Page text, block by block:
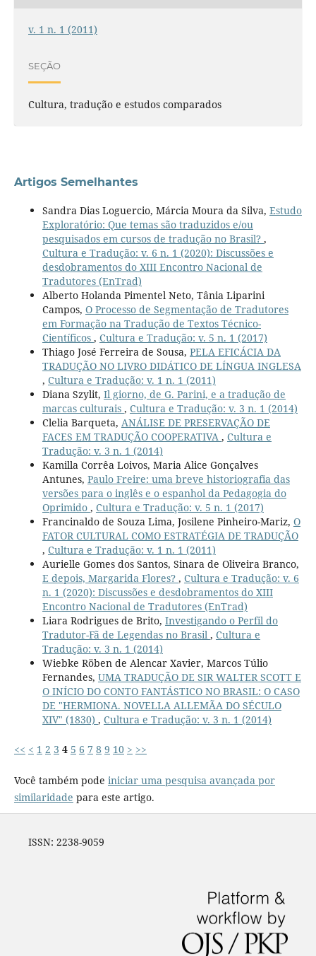
v. 1 n. 1 (2011)
SEÇÃO
Cultura, tradução e estudos comparados
Artigos Semelhantes
Sandra Dias Loguercio, Márcia Moura da Silva, Estudo
Exploratório: Que temas são traduzidos e/ou
pesquisados em cursos de tradução no Brasil? ,
Cultura e Tradução: v. 6 n. 1 (2020): Discussões e
desdobramentos do XIII Encontro Nacional de
Tradutores (EnTrad)
Alberto Holanda Pimentel Neto, Tânia Liparini
Campos, O Processo de Segmentação de Tradutores
em Formação na Tradução de Textos Técnico-
Científicos , Cultura e Tradução: v. 5 n. 1 (2017)
Thiago José Ferreira de Sousa, PELA EFICÁCIA DA
TRADUÇÃO NO LIVRO DIDÁTICO DE LÍNGUA INGLESA
, Cultura e Tradução: v. 1 n. 1 (2011)
Diana Szylit, Il giorno, de G. Parini, e a tradução de
marcas culturais , Cultura e Tradução: v. 3 n. 1 (2014)
Clelia Barqueta, ANÁLISE DE PRESERVAÇÃO DE
FACES EM TRADUÇÃO COOPERATIVA , Cultura e
Tradução: v. 3 n. 1 (2014)
Kamilla Corrêa Loivos, Maria Alice Gonçalves
Antunes, Paulo Freire: uma breve historiografia das
versões para o inglês e o espanhol da Pedagogia do
Oprimido , Cultura e Tradução: v. 5 n. 1 (2017)
Francinaldo de Souza Lima, Josilene Pinheiro-Mariz, O
FATOR CULTURAL COMO ESTRATÉGIA DE TRADUÇÃO
, Cultura e Tradução: v. 1 n. 1 (2011)
Aurielle Gomes dos Santos, Sinara de Oliveira Branco,
E depois, Margarida Flores? , Cultura e Tradução: v. 6
n. 1 (2020): Discussões e desdobramentos do XIII
Encontro Nacional de Tradutores (EnTrad)
Liara Rodrigues de Brito, Investigando o Perfil do
Tradutor-Fã de Legendas no Brasil , Cultura e
Tradução: v. 3 n. 1 (2014)
Wiebke Röben de Alencar Xavier, Marcos Túlio
Fernandes, UMA TRADUÇÃO DE SIR WALTER SCOTT E
O INÍCIO DO CONTO FANTÁSTICO NO BRASIL: O CASO
DE "HERMIONA. NOVELLA ALLEMÃA DO SÉCULO
XIV" (1830) , Cultura e Tradução: v. 3 n. 1 (2014)
<< < 1 2 3 4 5 6 7 8 9 10 > >>
Você também pode iniciar uma pesquisa avançada por
similaridade para este artigo.
ISSN: 2238-9059